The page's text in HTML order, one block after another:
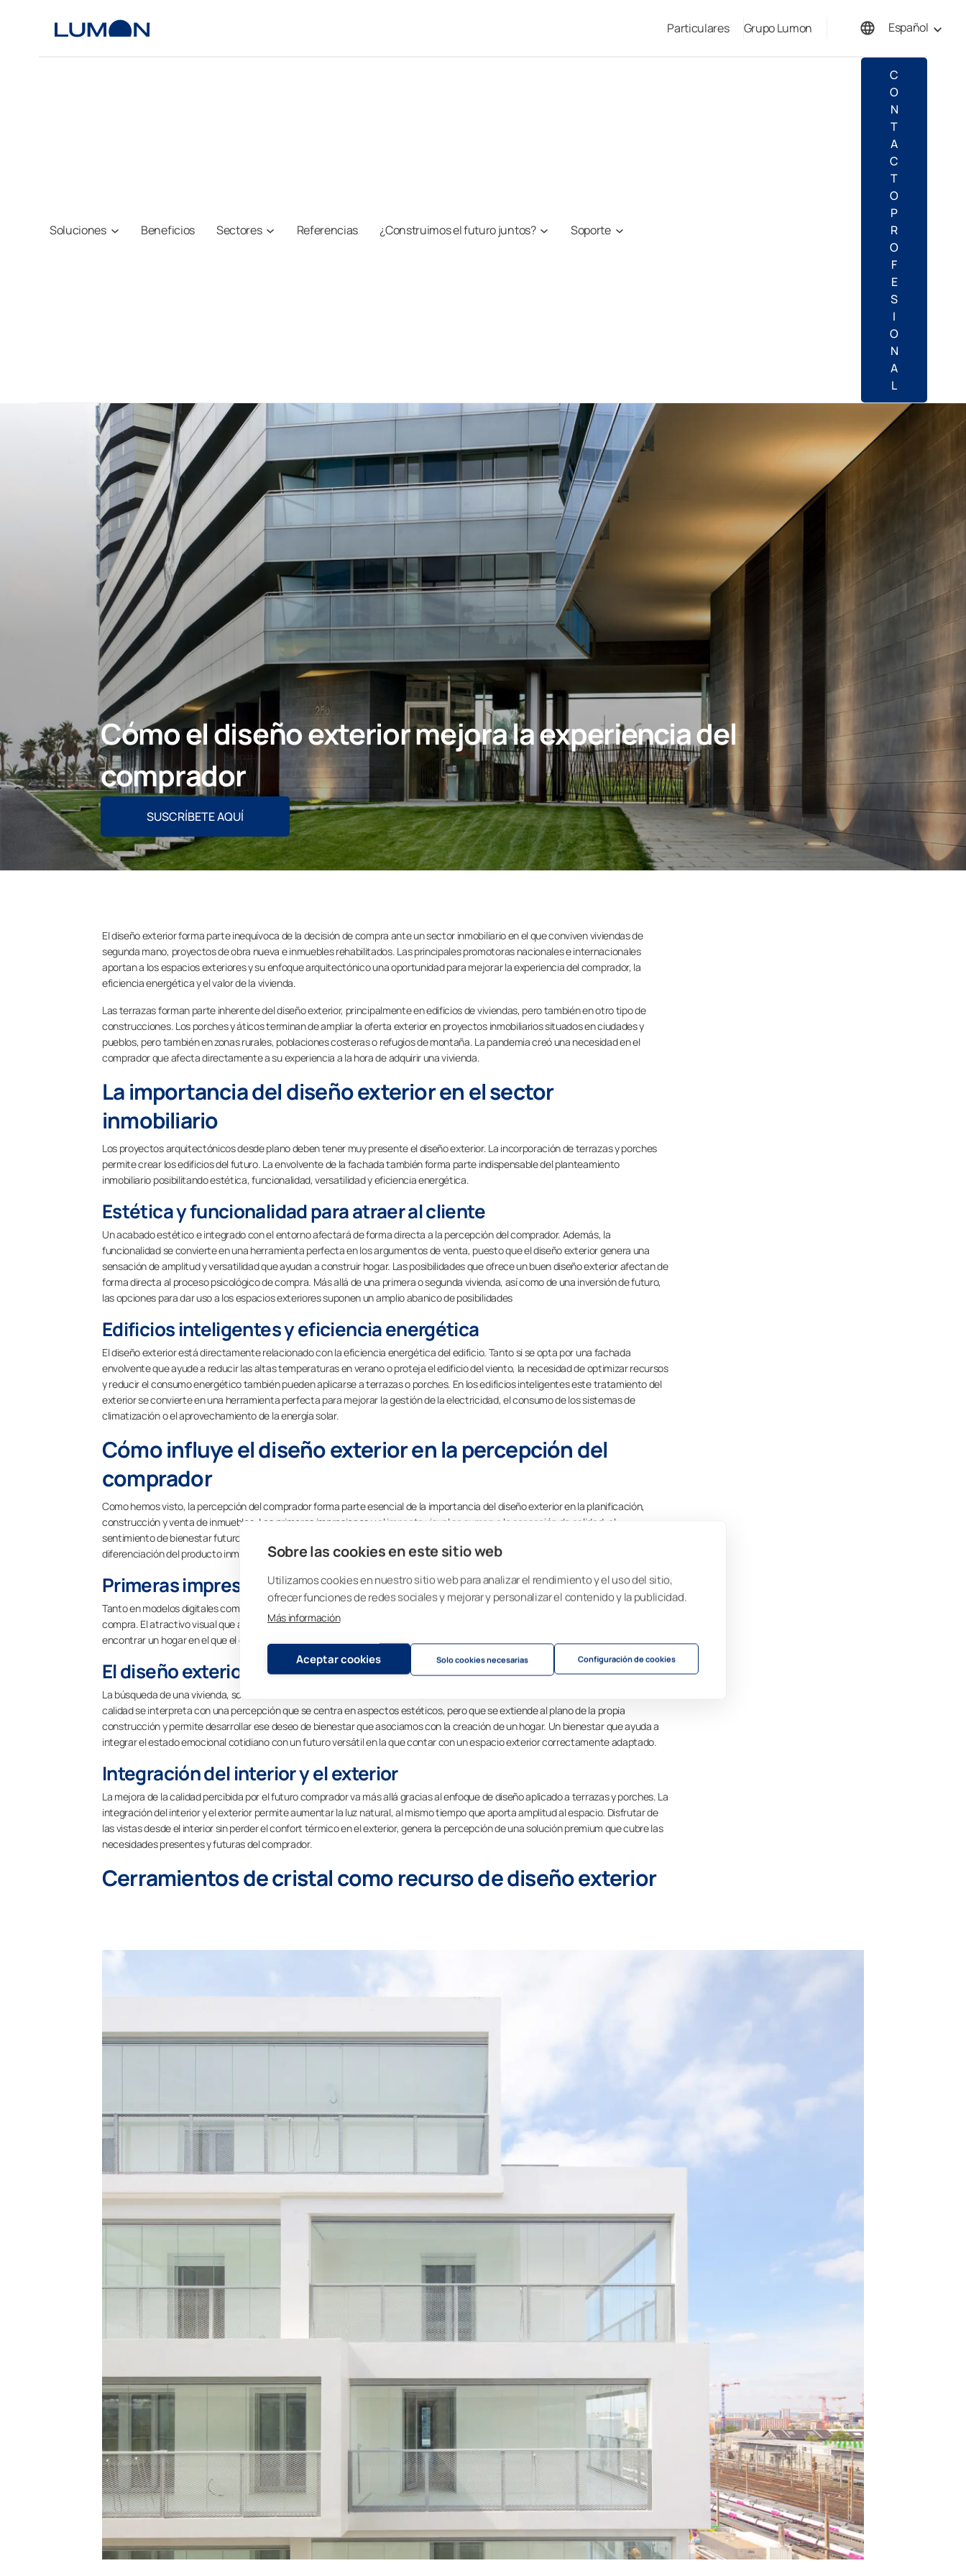
Sobre las cookies en este sitio web
Utilizamos cookies en nuestro sitio web para analizar el rendimiento y el uso del sitio,
ofrecer funciones de redes sociales y mejorar y personalizar el contenido y la publicidad.
Más información
Aceptar cookies Solo cookies necesarias Configuración de cookies
Particulares Grupo Lumon
Español
Soluciones Beneficios Sectores Referencias ¿Construimos el futuro juntos? Soporte
C
O
N
T
A
C
T
O
P
R
O
F
E
S
I
O
N
A
L
Cómo el diseño exterior mejora la experiencia del
comprador
SUSCRÍBETE AQUÍ
El diseño exterior forma parte inequívoca de la decisión de compra ante un sector inmobiliario en el que conviven viviendas de
segunda mano, proyectos de obra nueva e inmuebles rehabilitados. Las principales promotoras nacionales e internacionales
aportan a los espacios exteriores y su enfoque arquitectónico una oportunidad para mejorar la experiencia del comprador, la
eficiencia energética y el valor de la vivienda.
Las terrazas forman parte inherente del diseño exterior, principalmente en edificios de viviendas, pero también en otro tipo de
construcciones. Los porches y áticos terminan de ampliar la oferta exterior en proyectos inmobiliarios situados en ciudades y
pueblos, pero también en zonas rurales, poblaciones costeras o refugios de montaña. La pandemia creó una necesidad en el
comprador que afecta directamente a su experiencia a la hora de adquirir una vivienda.
La importancia del diseño exterior en el sector
inmobiliario
Los proyectos arquitectónicos desde plano deben tener muy presente el diseño exterior. La incorporación de terrazas y porches
permite crear los edificios del futuro. La envolvente de la fachada también forma parte indispensable del planteamiento
inmobiliario posibilitando estética, funcionalidad, versatilidad y eficiencia energética.
Estética y funcionalidad para atraer al cliente
Un acabado estético e integrado con el entorno afectará de forma directa a la percepción del comprador. Además, la
funcionalidad se convierte en una herramienta perfecta en los argumentos de venta, puesto que el diseño exterior genera una
sensación de amplitud y versatilidad que ayudan a construir hogar. Las posibilidades que ofrece un buen diseño exterior afectan de
forma directa al proceso psicológico de compra. Más allá de una primera o segunda vivienda, así como de una inversión de futuro,
las opciones para dar uso a los espacios exteriores suponen un amplio abanico de posibilidades
Edificios inteligentes y eficiencia energética
El diseño exterior está directamente relacionado con la eficiencia energética del edificio. Tanto si se opta por una fachada
envolvente que ayude a reducir las altas temperaturas en verano o proteja el edificio del viento, la necesidad de optimizar recursos
y reducir el consumo energético también pueden aplicarse a terrazas o porches. En los edificios inteligentes este tratamiento del
exterior se convierte en una herramienta perfecta para mejorar la gestión de la electricidad, el consumo de los sistemas de
climatización o el aprovechamiento de la energía solar.
Cómo influye el diseño exterior en la percepción del
comprador
Como hemos visto, la percepción del comprador forma parte esencial de la importancia del diseño exterior en la planificación,
construcción y venta de inmuebles. Las primeras impresiones y el impacto visual se suman a la sensación de calidad, el
sentimiento de bienestar futuro o las posibilidades que ofrece la integración del interior y el exterior. Estas percepciones apoyan la
diferenciación del producto inmobiliario en un mercado y una significativa mejora del atractivo comercial.
Primeras impresiones y atractivo visual
Tanto en modelos digitales como en viviendas piloto las primeras impresiones del comprador pueden marcar la decisión de
compra. El atractivo visual que aporta un cuidado diseño exterior convierte a los proyectos inmobiliarios en una oportunidad para
encontrar un hogar en el que el exterior y el interior son espacios habitables y versátiles.
El diseño exterior aporta calidad y bienestar
La búsqueda de una vivienda, sobre todo si se trata de la vivienda habitual, también relaciona el diseño exterior con la calidad. Esta
calidad se interpreta con una percepción que se centra en aspectos estéticos, pero que se extiende al plano de la propia
construcción y permite desarrollar ese deseo de bienestar que asociamos con la creación de un hogar. Un bienestar que ayuda a
integrar el estado emocional cotidiano con un futuro versátil en la que contar con un espacio exterior correctamente adaptado.
Integración del interior y el exterior
La mejora de la calidad percibida por el futuro comprador va más allá gracias al enfoque de diseño aplicado a terrazas y porches. La
integración del interior y el exterior permite aumentar la luz natural, al mismo tiempo que aporta amplitud al espacio. Disfrutar de
las vistas desde el interior sin perder el confort térmico en el exterior, genera la percepción de una solución premium que cubre las
necesidades presentes y futuras del comprador.
Cerramientos de cristal como recurso de diseño exterior